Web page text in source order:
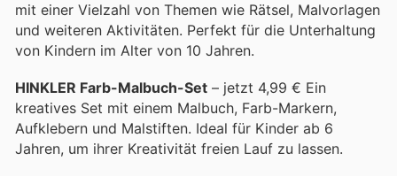
mit einer Vielzahl von Themen wie Rätsel, Malvorlagen
und weiteren Aktivitäten. Perfekt für die Unterhaltung
von Kindern im Alter von 10 Jahren.
HINKLER Farb-Malbuch-Set – jetzt 4,99 € Ein
kreatives Set mit einem Malbuch, Farb-Markern,
Aufklebern und Malstiften. Ideal für Kinder ab 6
Jahren, um ihrer Kreativität freien Lauf zu lassen.